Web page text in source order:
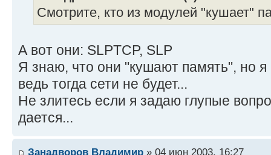
Смотрите, кто из модулей "кушает"
А вот они: SLPTCP, SLP
Я знаю, что они "кушают память", но я
ведь тогда сети не будет...
Не злитесь если я задаю глупые
дается...
Занадворов Владимир » 04 июн 2003, 16:27